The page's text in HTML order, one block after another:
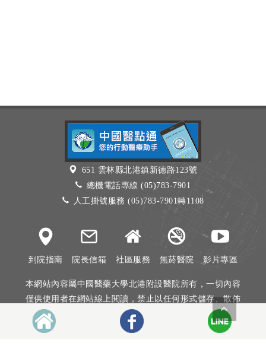
651 雲林縣北港鎮新德路123號
總機電話專線 (05)783-7901
人工掛號服務 (05)783-7901轉1108
到院指南 院長信箱 社區服務 無菸醫院 影片專區
本網站內容屬中國醫藥大學北港附設醫院所有，一切內容
僅供使用者在網站線上閱讀，禁止以任何形式儲存、散佈
或重製部分或全部內容
本網站建議以Internet Explorer 10以上、Firefox或Google